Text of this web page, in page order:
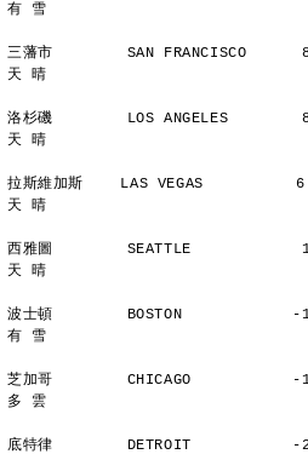
有 雪
三藩市        SAN FRANCISCO
天 晴
洛杉磯        LOS ANGELES
天 晴
拉斯維加斯    LAS VEGAS
天 晴
西雅圖        SEATTLE
天 晴
波士頓        BOSTON
有 雪
芝加哥        CHICAGO
多 雲
底特律        DETROIT